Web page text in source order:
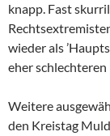
knapp. Fast
wieder als
eher
Weitere
den Kreistag